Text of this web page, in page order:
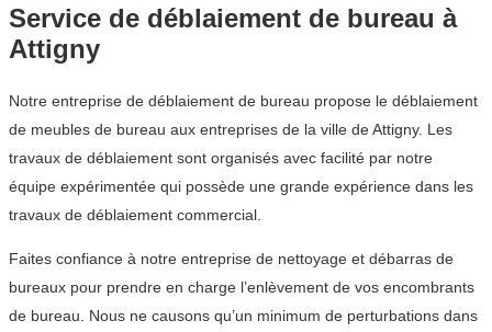
Service de déblaiement de bureau à
Attigny
Notre entreprise de déblaiement de bureau propose le déblaiement
de meubles de bureau aux entreprises de la ville de Attigny. Les
travaux de déblaiement sont organisés avec facilité par notre
équipe expérimentée qui possède une grande expérience dans les
travaux de déblaiement commercial.
Faites confiance à notre entreprise de nettoyage et débarras de
bureaux pour prendre en charge l’enlèvement de vos encombrants
de bureau. Nous ne causons qu’un minimum de perturbations dans